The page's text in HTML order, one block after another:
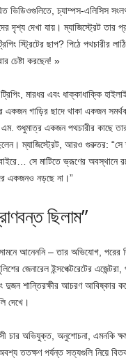
ভিডিওগুলিতে, চ্যাম্পস-এলিসিস
দৃশ্য দেখা যায়। ম্যাজিস্ট্রেট তার
স্ট্রিটের ছাপ? পিঠে পথচারীর
চেষ্টা করছেন! »
মারধর এবং ধাক্কাধাক্কি
একজন গাড়ির ছাদে থাকা একজন
শুধুমাত্র একজন পথচারীর কাছে তার
ম্যাজিস্ট্রেট, আরও গুরুতর: “সে
সে মাটিতে ভ্রূণের অবস্থানে
একজনও নড়ছে না।”
ছিলাম”
আনেননি – তার অভিযোগ, পরের
জেনারেল ইন্সপেক্টরেটের এজেন্টরা,
দুজন শান্তিরক্ষীর আচরণ আবিষ্কার
দেখে।
চার অভিযুক্ত, অনুশোচনা, এমনকি
ততক্ষণ পর্যন্ত সত্যগুলি নিয়ে